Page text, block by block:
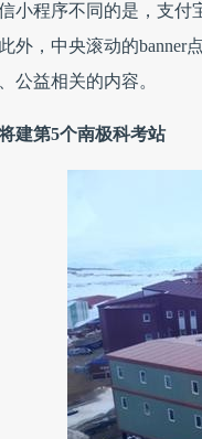
小程序不同的是，支付
外，中央滚动的banner
公益相关的内容。
建第5个南极科考站